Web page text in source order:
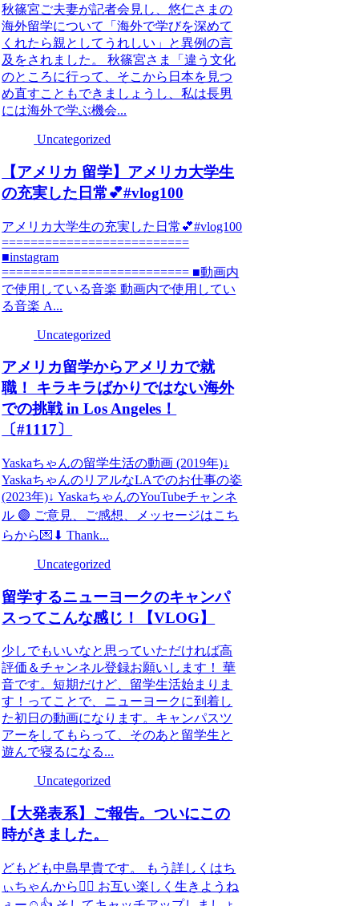
秋篠宮ご夫妻が記者会見し、悠仁さまの
海外留学について「海外で学びを深めて
くれたら親としてうれしい」と異例の言
及をされました。 秋篠宮さま「違う文化
のところに行って、そこから日本を見つ
め直すこともできましょうし、私は長男
には海外で学ぶ機会...
Uncategorized
【アメリカ 留学】アメリカ大学生
の充実した日常💕#vlog100
アメリカ大学生の充実した日常💕#vlog100
==========================
■instagram
========================== ■動画内
で使用している音楽 動画内で使用してい
る音楽 A...
Uncategorized
アメリカ留学からアメリカで就
職！ キラキラばかりではない海外
での挑戦 in Los Angeles！
〔#1117〕
Yaskaちゃんの留学生活の動画 (2019年)↓
YaskaちゃんのリアルなLAでのお仕事の姿
(2023年)↓ YaskaちゃんのYouTubeチャンネ
ル 🟣 ご意見、ご感想、メッセージはこち
らから💌⬇ Thank...
Uncategorized
留学するニューヨークのキャンパ
スってこんな感じ！【VLOG】
少しでもいいなと思っていただければ高
評価＆チャンネル登録お願いします！ 華
音です。短期だけど、留学生活始まりま
す！ってことで、ニューヨークに到着し
た初日の動画になります。キャンパスツ
アーをしてもらって、そのあと留学生と
遊んで寝るになる...
Uncategorized
【大発表系】ご報告。ついにこの
時がきました。
どもども中島早貴です。 もう詳しくはち
ぃちゃんから💁‍♀️ お互い楽しく生きようね